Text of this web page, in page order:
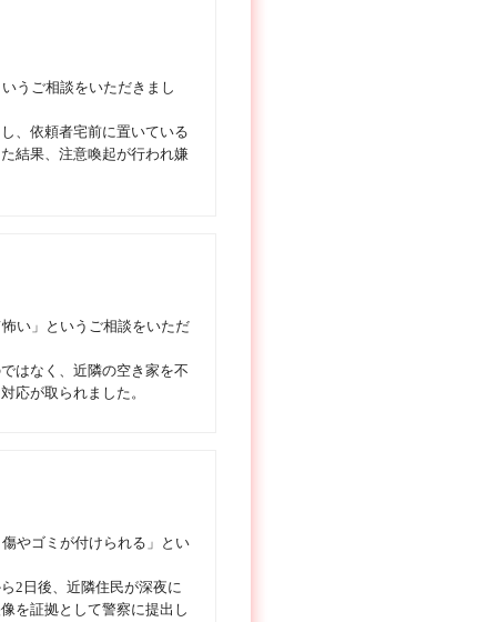
うご相談をいただきまし
、依頼者宅前に置いている
結果、注意喚起が行われ嫌
い」というご相談をいただ
はなく、近隣の空き家を不
応が取られました。
やゴミが付けられる」とい
2日後、近隣住民が深夜に
を証拠として警察に提出し